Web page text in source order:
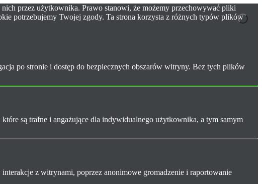
przez użytkownika. Prawo stanowi, że możemy przechowywać pliki
potrzebujemy Twojej zgody. Ta strona korzysta z różnych typów plików
po stronie i dostęp do bezpiecznych obszarów witryny. Bez tych plików
są trafne i angażujące dla indywidualnego użytkownika, a tym samym
z witrynami, poprzez anonimowe gromadzenie i raportowanie